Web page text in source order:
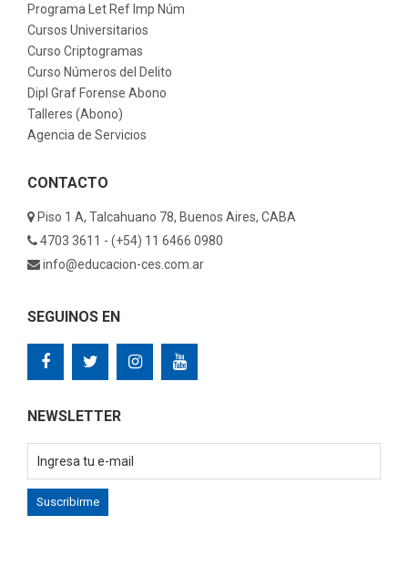
Programa Let Ref Imp Núm
Cursos Universitarios
Curso Criptogramas
Curso Números del Delito
Dipl Graf Forense Abono
Talleres (Abono)
Agencia de Servicios
CONTACTO
Piso 1 A, Talcahuano 78, Buenos Aires, CABA
4703 3611 - (+54) 11 6466 0980
info@educacion-ces.com.ar
SEGUINOS EN
NEWSLETTER
Suscribirme